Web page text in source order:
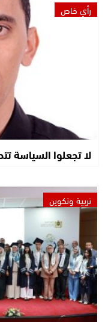
رأي خاص
لا تجعلوا السياسة
تربية وتكوين